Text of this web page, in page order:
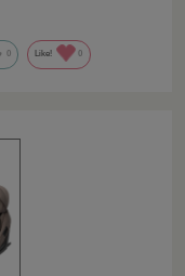
思います。ハンドリ
0 Like! 0